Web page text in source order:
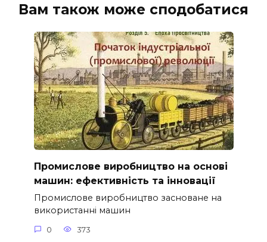
Вам також може сподобатися
Промислове виробництво на основі
машин: ефективність та інновації
Промислове виробництво засноване на
використанні машин
0 373